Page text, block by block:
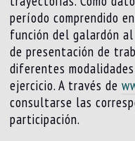
período comprendido
función del galardón
de presentación de
diferentes
ejercicio. A través de
consultarse las
participación.